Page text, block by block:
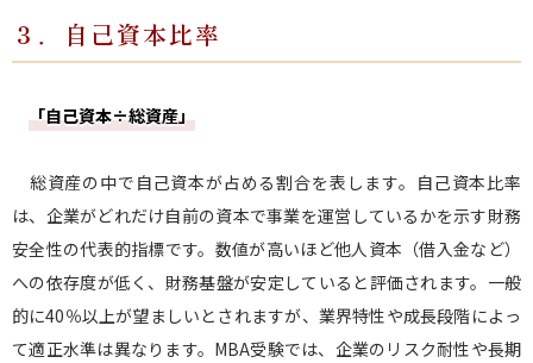
３．自己資本比率
「自己資本÷総資産」
総資産の中で自己資本が占める割合を表します。自己資本比率
は、企業がどれだけ自前の資本で事業を運営しているかを示す財務
安全性の代表的指標です。数値が高いほど他人資本（借入金など）
への依存度が低く、財務基盤が安定していると評価されます。一般
的に40％以上が望ましいとされますが、業界特性や成長段階によっ
て適正水準は異なります。MBA受験では、企業のリスク耐性や長期